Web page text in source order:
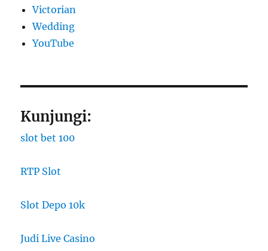
Victorian
Wedding
YouTube
Kunjungi:
slot bet 100
RTP Slot
Slot Depo 10k
Judi Live Casino